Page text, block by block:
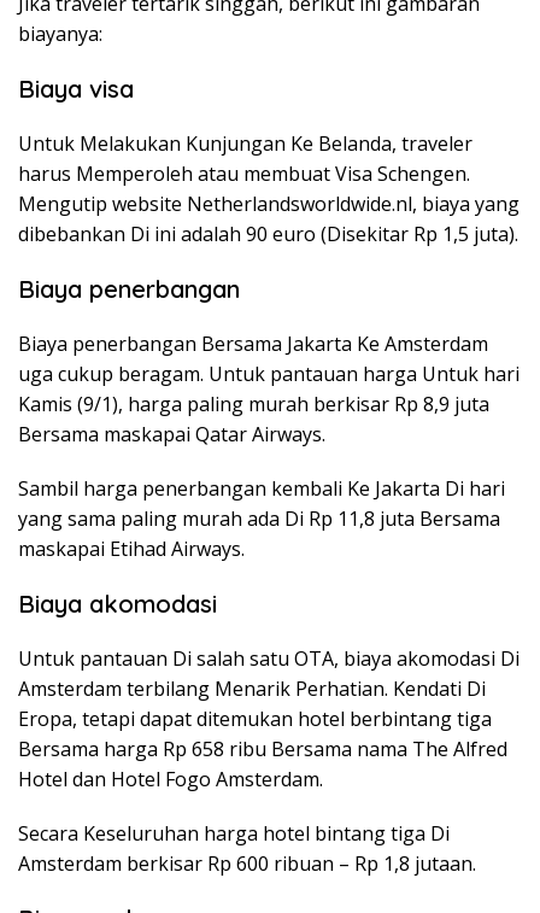
biayanya:
Biaya visa
Untuk Melakukan Kunjungan Ke Belanda, traveler
harus Memperoleh atau membuat Visa Schengen.
Mengutip website Netherlandsworldwide.nl, biaya yang
dibebankan Di ini adalah 90 euro (Disekitar Rp 1,5 juta).
Biaya penerbangan
Biaya penerbangan Bersama Jakarta Ke Amsterdam
uga cukup beragam. Untuk pantauan harga Untuk hari
Kamis (9/1), harga paling murah berkisar Rp 8,9 juta
Bersama maskapai Qatar Airways.
Sambil harga penerbangan kembali Ke Jakarta Di hari
yang sama paling murah ada Di Rp 11,8 juta Bersama
maskapai Etihad Airways.
Biaya akomodasi
Untuk pantauan Di salah satu OTA, biaya akomodasi Di
Amsterdam terbilang Menarik Perhatian. Kendati Di
Eropa, tetapi dapat ditemukan hotel berbintang tiga
Bersama harga Rp 658 ribu Bersama nama The Alfred
Hotel dan Hotel Fogo Amsterdam.
Secara Keseluruhan harga hotel bintang tiga Di
Amsterdam berkisar Rp 600 ribuan – Rp 1,8 jutaan.